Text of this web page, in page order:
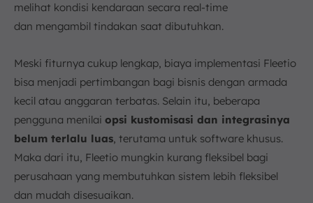
melihat kondisi kendaraan secara real-time
dan mengambil tindakan saat dibutuhkan.
Meski fiturnya cukup lengkap, biaya implementasi Fleetio
bisa menjadi pertimbangan bagi bisnis dengan armada
kecil atau anggaran terbatas. Selain itu, beberapa
pengguna menilai opsi kustomisasi dan integrasinya
belum terlalu luas, terutama untuk software khusus.
Maka dari itu, Fleetio mungkin kurang fleksibel bagi
perusahaan yang membutuhkan sistem lebih fleksibel
dan mudah disesuaikan.